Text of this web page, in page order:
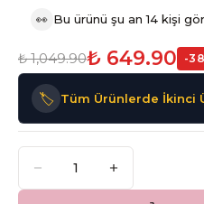
👀 Bu ürünü şu an 14 kişi
₺ 1,049.90₺ 649.90 -38
🏷️ Tüm Ürünlerde İkinci